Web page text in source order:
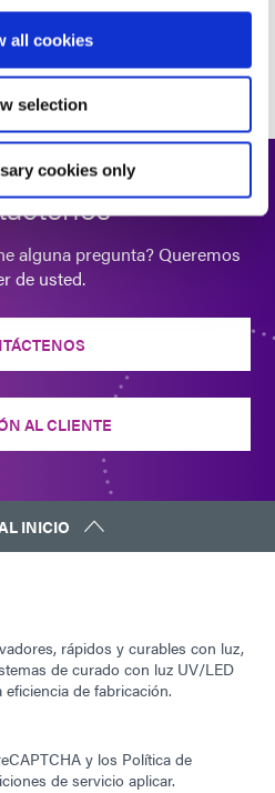
all cookies
selection
cookies only
alguna pregunta? Queremos
de usted.
AL CLIENTE
INICIO
rápidos y curables con luz,
de curado con luz UV/LED
de fabricación.
y los Política de
de servicio aplicar.